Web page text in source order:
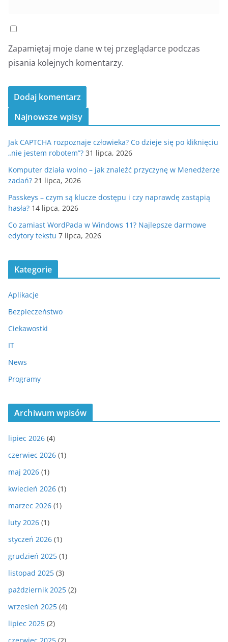
Zapamiętaj moje dane w tej przeglądarce podczas
pisania kolejnych komentarzy.
Najnowsze wpisy
Jak CAPTCHA rozpoznaje człowieka? Co dzieje się po kliknięciu
„nie jestem robotem”? 31 lipca, 2026
Komputer działa wolno – jak znaleźć przyczynę w Menedżerze
zadań? 21 lipca, 2026
Passkeys – czym są klucze dostępu i czy naprawdę zastąpią
hasła? 14 lipca, 2026
Co zamiast WordPada w Windows 11? Najlepsze darmowe
edytory tekstu 7 lipca, 2026
Kategorie
Aplikacje
Bezpieczeństwo
Ciekawostki
IT
News
Programy
Archiwum wpisów
lipiec 2026 (4)
czerwiec 2026 (1)
maj 2026 (1)
kwiecień 2026 (1)
marzec 2026 (1)
luty 2026 (1)
styczeń 2026 (1)
grudzień 2025 (1)
listopad 2025 (3)
październik 2025 (2)
wrzesień 2025 (4)
lipiec 2025 (2)